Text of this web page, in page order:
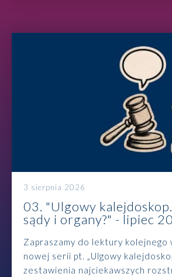
3 sierpnia 2026
03. "Ulgowy
sądy i organy?" - lipiec
Zapraszamy do lektury kolejnego
nowej serii pt. „Ulgowy
zestawienia najciekawszych